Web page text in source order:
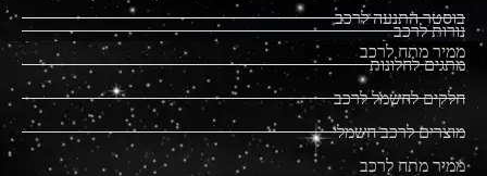
בוסטר התנעה לרכב
ממיר מתח לרכב
נורות לרכב
מתגים לחלונות
חלקים לחשמל לרכב
מוצרים לרכב חשמלי
ממיר מתח לרכב